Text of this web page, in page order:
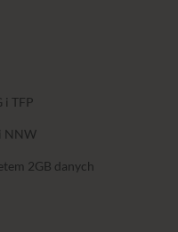
i TFP
NNW
2GB danych